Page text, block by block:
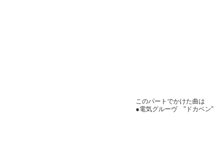
このパートでかけた曲は
●電気グルーヴ "ドカベン"